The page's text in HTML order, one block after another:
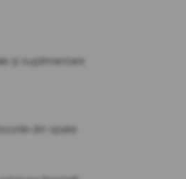
și suplimentare
din spate